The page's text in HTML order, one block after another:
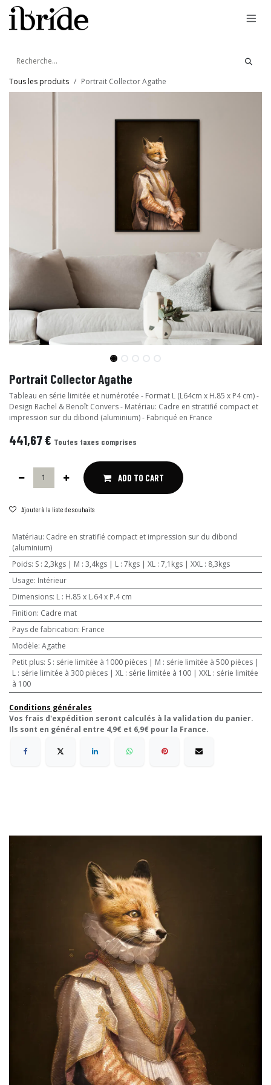
Se rendre au contenu
Tous les produits Portrait Collector Agathe
Portrait Collector Agathe
Tableau en série limitée et numérotée - Format L (L64cm x H.85 x P4 cm) -
Design Rachel & Benoît Convers - Matériau: Cadre en stratifié compact et
impression sur du dibond (aluminium) - Fabriqué en France
441,67€ Toutes taxes comprises
ADD TO CART
Ajouter à la liste de souhaits
Matériau: Cadre en stratifié compact et impression sur du dibond
(aluminium)
Poids: S : 2,3kgs | M : 3,4kgs | L : 7kgs | XL : 7,1kgs | XXL : 8,3kgs
Usage: Intérieur
Dimensions: L : H.85 x L.64 x P.4 cm
Finition: Cadre mat
Pays de fabrication: France
Modèle: Agathe
Petit plus: S : série limitée à 1000 pièces | M : série limitée à 500 pièces |
L : série limitée à 300 pièces | XL : série limitée à 100 | XXL : série limitée
à 100
Conditions générales
Vos frais d'expédition seront calculés à la validation du panier.
Ils sont en général entre 4,9€ et 6,9€ pour la France.